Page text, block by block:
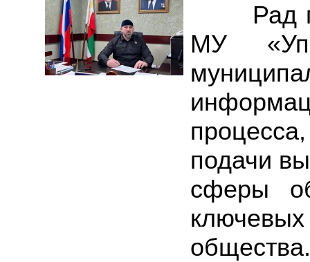
Рад
МУ
подачи
сферы
общества.